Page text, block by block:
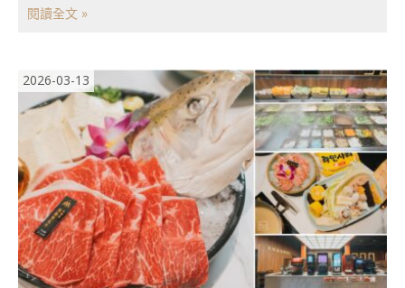
閱讀全文 »
2026-03-13